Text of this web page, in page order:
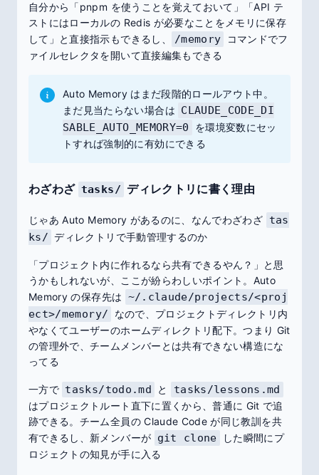
自分から「pnpm を使うことを覚えておいて」「API テ
ストにはローカルの Redis が必要なことをメモリに保存
して」と直接指示もできるし、
/memory
コマンドでフ
ァイルセレクタを開いて直接編集もできる
Auto Memory はまだ段階的ロールアウト中。
まだ見当たらない場合は CLAUDE_CODE_DI
SABLE_AUTO_MEMORY=0
を環境変数にセッ
トすれば強制的に有効にできる
わざわざ tasks/ ディレクトリに書く理由
じゃあ Auto Memory があるのに、なんでわざわざ tas
ks/ ディレクトリで手動管理するのか
「プロジェクト内に作れるなら共有できるやん？」と思
うかもしれないが、ここが紛らわしいポイント。Auto
Memory の保存先は ~/.claude/projects/<proj
ect>/memory/
なので、プロジェクトディレクトリ内
やなくてユーザーのホームディレクトリ配下。つまり Git
の管理外で、チームメンバーとは共有できない構造にな
ってる
一方で tasks/todo.md と tasks/lessons.md
はプロジェクトルート直下に置くから、普通に Git で追
跡できる。チーム全員の Claude Code が同じ教訓を共
有できるし、新メンバーが git clone
した瞬間にプ
ロジェクトの知見が手に入る